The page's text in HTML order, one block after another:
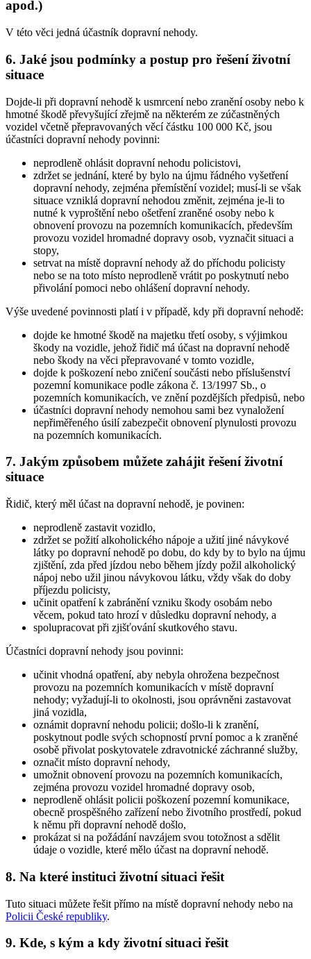
apod.)
V této věci jedná účastník dopravní nehody.
6. Jaké jsou podmínky a postup pro řešení životní
situace
Dojde-li při dopravní nehodě k usmrcení nebo zranění osoby nebo k
hmotné škodě převyšující zřejmě na některém ze zúčastněných
vozidel včetně přepravovaných věcí částku 100 000 Kč, jsou
účastníci dopravní nehody povinni:
neprodleně ohlásit dopravní nehodu policistovi,
zdržet se jednání, které by bylo na újmu řádného vyšetření
dopravní nehody, zejména přemístění vozidel; musí-li se však
situace vzniklá dopravní nehodou změnit, zejména je-li to
nutné k vyproštění nebo ošetření zraněné osoby nebo k
obnovení provozu na pozemních komunikacích, především
provozu vozidel hromadné dopravy osob, vyznačit situaci a
stopy,
setrvat na místě dopravní nehody až do příchodu policisty
nebo se na toto místo neprodleně vrátit po poskytnutí nebo
přivolání pomoci nebo ohlášení dopravní nehody.
Výše uvedené povinnosti platí i v případě, kdy při dopravní nehodě:
dojde ke hmotné škodě na majetku třetí osoby, s výjimkou
škody na vozidle, jehož řidič má účast na dopravní nehodě
nebo škody na věci přepravované v tomto vozidle,
dojde k poškození nebo zničení součásti nebo příslušenství
pozemní komunikace podle zákona č. 13/1997 Sb., o
pozemních komunikacích, ve znění pozdějších předpisů, nebo
účastníci dopravní nehody nemohou sami bez vynaložení
nepřiměřeného úsilí zabezpečit obnovení plynulosti provozu
na pozemních komunikacích.
7. Jakým způsobem můžete zahájit řešení životní
situace
Řidič, který měl účast na dopravní nehodě, je povinen:
neprodleně zastavit vozidlo,
zdržet se požití alkoholického nápoje a užití jiné návykové
látky po dopravní nehodě po dobu, do kdy by to bylo na újmu
zjištění, zda před jízdou nebo během jízdy požil alkoholický
nápoj nebo užil jinou návykovou látku, vždy však do doby
příjezdu policisty,
učinit opatření k zabránění vzniku škody osobám nebo
věcem, pokud tato hrozí v důsledku dopravní nehody, a
spolupracovat při zjišťování skutkového stavu.
Účastníci dopravní nehody jsou povinni:
učinit vhodná opatření, aby nebyla ohrožena bezpečnost
provozu na pozemních komunikacích v místě dopravní
nehody; vyžadují-li to okolnosti, jsou oprávněni zastavovat
jiná vozidla,
oznámit dopravní nehodu policii; došlo-li k zranění,
poskytnout podle svých schopností první pomoc a k zraněné
osobě přivolat poskytovatele zdravotnické záchranné služby,
označit místo dopravní nehody,
umožnit obnovení provozu na pozemních komunikacích,
zejména provozu vozidel hromadné dopravy osob,
neprodleně ohlásit policii poškození pozemní komunikace,
obecně prospěšného zařízení nebo životního prostředí, pokud
k němu při dopravní nehodě došlo,
prokázat si na požádání navzájem svou totožnost a sdělit
údaje o vozidle, které mělo účast na dopravní nehodě.
8. Na které instituci životní situaci řešit
Tuto situaci můžete řešit přímo na místě dopravní nehody nebo na
Policii České republiky.
9. Kde, s kým a kdy životní situaci řešit